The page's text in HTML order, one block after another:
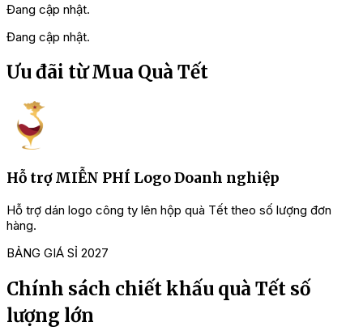
Đang cập nhật.
Đang cập nhật.
Ưu đãi từ Mua Quà Tết
Hỗ trợ MIỄN PHÍ Logo Doanh nghiệp
Hỗ trợ dán logo công ty lên hộp quà Tết theo số lượng đơn
hàng.
BẢNG GIÁ SỈ 2027
Chính sách chiết khấu quà Tết số
lượng lớn